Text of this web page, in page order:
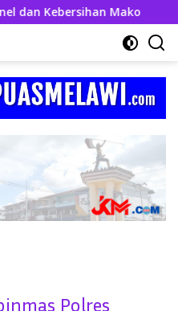
Mako
Polres